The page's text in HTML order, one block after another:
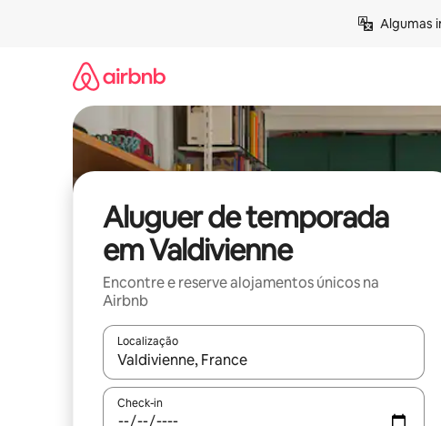
Algumas
Aluguer de temporada
em Valdivienne
Encontre e reserve alojamentos únicos na
Airbnb
Localização
Quando os resultados estiverem disponíveis, navegue
Check-in